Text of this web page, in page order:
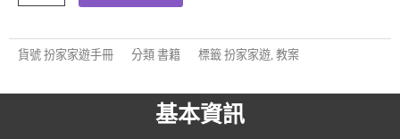
家
遊，
貨號 扮家家遊手冊 分類 書籍 標籤 扮家家遊, 教案
基本資訊